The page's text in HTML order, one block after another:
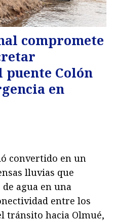
compromete
puente Colón
en
convertido en un
lluvias que
agua en una
entre los
tránsito hacia Olmué,